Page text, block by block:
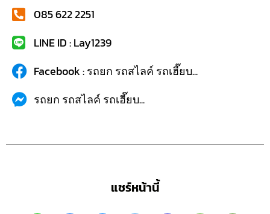
085 622 2251
LINE ID : Lay1239
Facebook : รถยก รถสไลค์ รถเฮี๊ยบ...
รถยก รถสไลค์ รถเฮี๊ยบ...
แชร์หน้านี้